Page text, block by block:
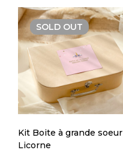
SOLD OUT
Kit Boite à grande soeur
Licorne